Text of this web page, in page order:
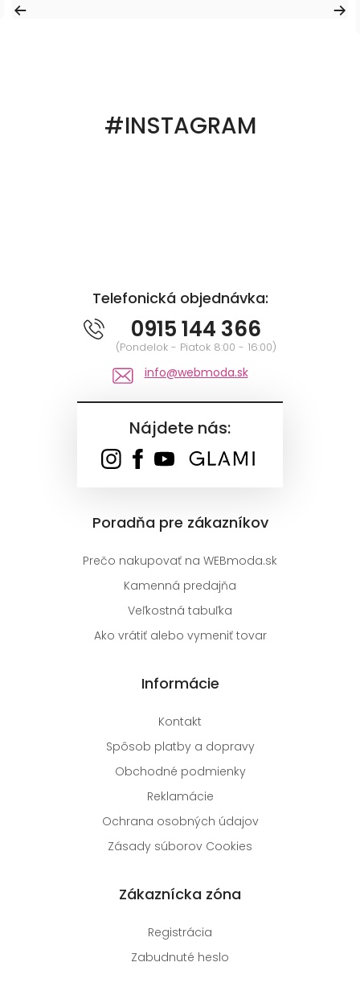
#INSTAGRAM
Telefonická objednávka:
0915 144 366
(Pondelok - Piatok 8:00 - 16:00)
info@webmoda.sk
Nájdete nás:
Poradňa pre zákazníkov
Prečo nakupovať na WEBmoda.sk
Kamenná predajňa
Veľkostná tabuľka
Ako vrátiť alebo vymeniť tovar
Informácie
Kontakt
Spôsob platby a dopravy
Obchodné podmienky
Reklamácie
Ochrana osobných údajov
Zásady súborov Cookies
Zákaznícka zóna
Registrácia
Zabudnuté heslo